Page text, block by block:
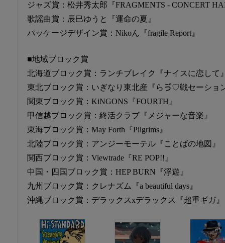
ジャズ賞：松井秀太郎『FRAGMENTS - CONCERT
歌謡曲賞：辰巳ゆうと『運命の夏』
パッケージデザイン賞：Nikoん『fragile Report』
■地域ブロック賞
北海道ブロック賞：ランチブレイク『ナイスに恋して
東北ブロック賞：いぎなり東北産『らゔ♡戦セーショ
関東ブロック賞：KiNGONS『FOURTH』
甲信越ブロック賞：終活クラブ『メジャーな音楽』
東海ブロック賞：May Forth『Pilgrims』
北陸ブロック賞：アンジーモーテル『ことばの地図』
関西ブロック賞：Viewtrade『RE POP!!』
中国・四国ブロック賞：HEP BURN『浮遊』
九州ブロック賞：クレナズム『a beautiful days』
沖縄ブロック賞：デラックスxデラックス『超重ギガ』